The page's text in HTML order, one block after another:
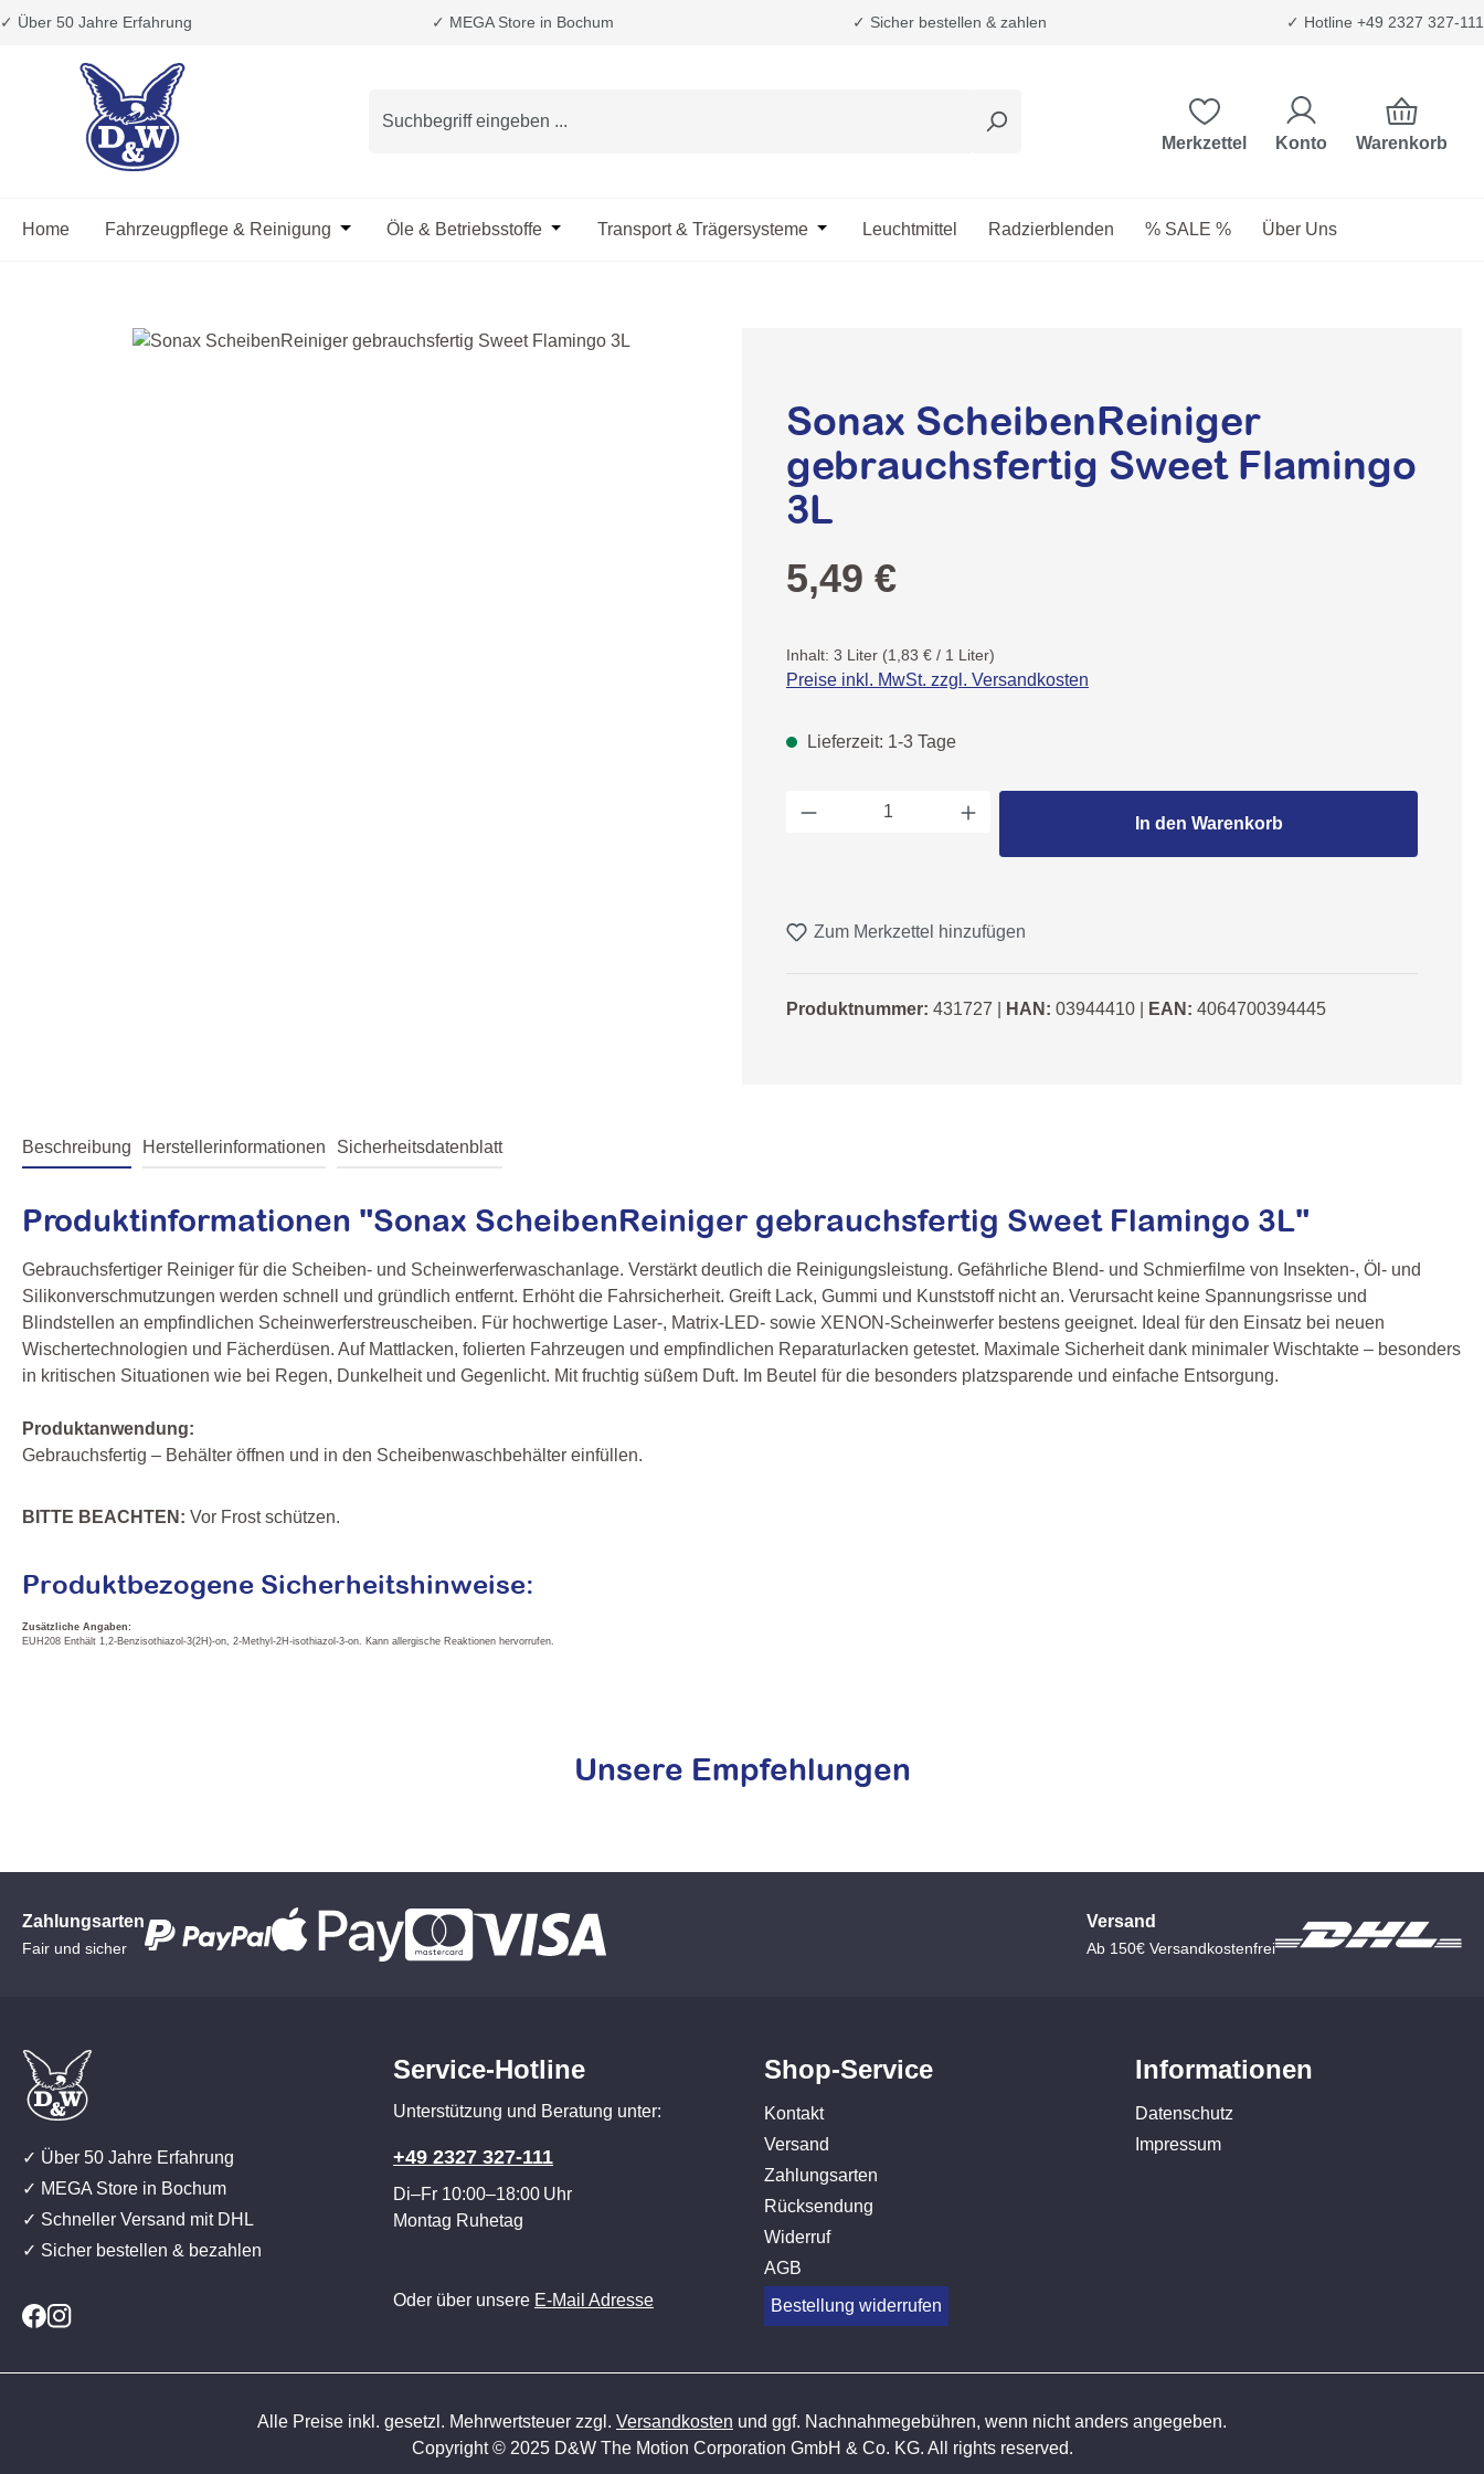
Hauptinhalt springen
Zur Suche springen
Zur Hauptnavigation springen
✓ Über 50 Jahre Erfahrung ✓ MEGA Store in Bochum ✓ Sicher bestellen & zahlen ✓ Hotline +49 2327 327-111
Merkzettel Konto Warenkorb
Home Fahrzeugpflege & Reinigung Öffne oder Schließe das Dropdown der Kategorie Fahrzeugpflege & Reinigung
Öle & Betriebsstoffe Öffne oder Schließe das Dropdown der Kategorie Öle & Betriebsstoffe
Transport & Trägersysteme Öffne oder Schließe das Dropdown der Kategorie Transport & Trägersysteme
Leuchtmittel Radzierblenden % SALE % Über Uns
Bildergalerie überspringen
Sonax ScheibenReiniger
gebrauchsfertig Sweet Flamingo
3L
Regulärer Preis:
5,49 €
Inhalt: 3 Liter (1,83 € / 1 Liter)
Preise inkl. MwSt. zzgl. Versandkosten
Lieferzeit: 1-3 Tage
Produkt Anzahl: Gib den gewünschten Wert ein oder
In den Warenkorb
Zum Merkzettel hinzufügen
Produktnummer: 431727 HAN: 03944410 EAN: 4064700394445
Beschreibung Herstellerinformationen Sicherheitsdatenblatt
Produktinformationen "Sonax ScheibenReiniger gebrauchsfertig Sweet Flamingo 3L"
Gebrauchsfertiger Reiniger für die Scheiben- und Scheinwerferwaschanlage. Verstärkt deutlich die Reinigungsleistung. Gefährliche Blend- und Schmierfilme von Insekten-, Öl- und
Silikonverschmutzungen werden schnell und gründlich entfernt. Erhöht die Fahrsicherheit. Greift Lack, Gummi und Kunststoff nicht an. Verursacht keine Spannungsrisse und
Blindstellen an empfindlichen Scheinwerferstreuscheiben. Für hochwertige Laser-, Matrix-LED- sowie XENON-Scheinwerfer bestens geeignet. Ideal für den Einsatz bei neuen
Wischertechnologien und Fächerdüsen. Auf Mattlacken, folierten Fahrzeugen und empfindlichen Reparaturlacken getestet. Maximale Sicherheit dank minimaler Wischtakte – besonders
in kritischen Situationen wie bei Regen, Dunkelheit und Gegenlicht. Mit fruchtig süßem Duft. Im Beutel für die besonders platzsparende und einfache Entsorgung.
Produktanwendung:
Gebrauchsfertig – Behälter öffnen und in den Scheibenwaschbehälter einfüllen.
BITTE BEACHTEN: Vor Frost schützen.
Produktbezogene Sicherheitshinweise:
Zusätzliche Angaben:
EUH208 Enthält 1,2-Benzisothiazol-3(2H)-on, 2-Methyl-2H-isothiazol-3-on. Kann allergische Reaktionen hervorrufen.
Unsere Empfehlungen
Zahlungsarten
Fair und sicher
Versand
Ab 150€ Versandkostenfrei
✓ Über 50 Jahre Erfahrung
✓ MEGA Store in Bochum
✓ Schneller Versand mit DHL
✓ Sicher bestellen & bezahlen
Service-Hotline
Unterstützung und Beratung unter:
+49 2327 327-111
Di–Fr 10:00–18:00 Uhr
Montag Ruhetag
Oder über unsere E-Mail Adresse
Shop-Service
Kontakt
Versand
Zahlungsarten
Rücksendung
Widerruf
AGB
Bestellung widerrufen
Informationen
Datenschutz
Impressum
Alle Preise inkl. gesetzl. Mehrwertsteuer zzgl. Versandkosten und ggf. Nachnahmegebühren, wenn nicht anders angegeben.
Copyright © 2025 D&W The Motion Corporation GmbH & Co. KG. All rights reserved.